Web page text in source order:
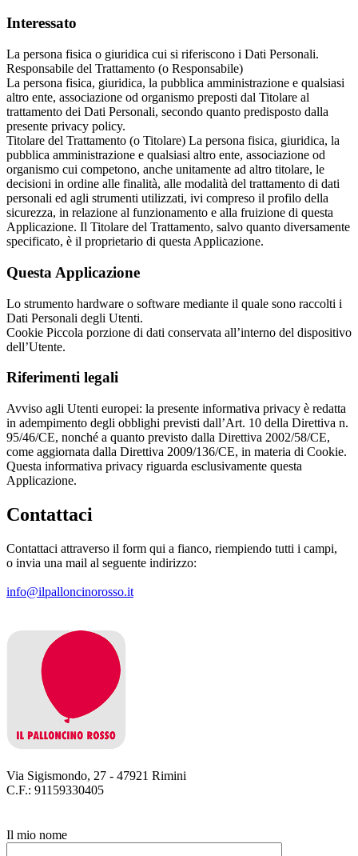
Interessato
La persona fisica o giuridica cui si riferiscono i Dati Personali.
Responsabile del Trattamento (o Responsabile)
La persona fisica, giuridica, la pubblica amministrazione e qualsiasi
altro ente, associazione od organismo preposti dal Titolare al
trattamento dei Dati Personali, secondo quanto predisposto dalla
presente privacy policy.
Titolare del Trattamento (o Titolare) La persona fisica, giuridica, la
pubblica amministrazione e qualsiasi altro ente, associazione od
organismo cui competono, anche unitamente ad altro titolare, le
decisioni in ordine alle finalità, alle modalità del trattamento di dati
personali ed agli strumenti utilizzati, ivi compreso il profilo della
sicurezza, in relazione al funzionamento e alla fruizione di questa
Applicazione. Il Titolare del Trattamento, salvo quanto diversamente
specificato, è il proprietario di questa Applicazione.
Questa Applicazione
Lo strumento hardware o software mediante il quale sono raccolti i
Dati Personali degli Utenti.
Cookie Piccola porzione di dati conservata all’interno del dispositivo
dell’Utente.
Riferimenti legali
Avviso agli Utenti europei: la presente informativa privacy è redatta
in adempimento degli obblighi previsti dall’Art. 10 della Direttiva n.
95/46/CE, nonché a quanto previsto dalla Direttiva 2002/58/CE,
come aggiornata dalla Direttiva 2009/136/CE, in materia di Cookie.
Questa informativa privacy riguarda esclusivamente questa
Applicazione.
Contattaci
Contattaci attraverso il form qui a fianco, riempiendo tutti i campi,
o invia una mail al seguente indirizzo:
info@ilpalloncinorosso.it
Via Sigismondo, 27 - 47921 Rimini
C.F.: 91159330405
Il mio nome